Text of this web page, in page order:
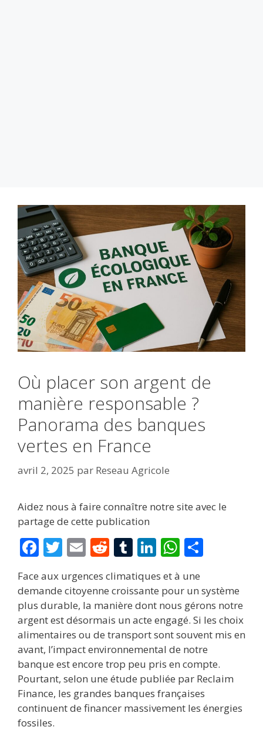
Où placer son argent de
manière responsable ?
Panorama des banques
vertes en France
avril 2, 2025 par Reseau Agricole
Aidez nous à faire connaître notre site avec le
partage de cette publication
F
e
b
o
o
k
T
itt
er
E
ai
l
R
e
d
di
t
T
u
m
bl
r
Li
k
e
dI
n
W
at
s
A
p
p
ta
g
er
Face aux urgences climatiques et à une
demande citoyenne croissante pour un système
plus durable, la manière dont nous gérons notre
argent est désormais un acte engagé. Si les choix
alimentaires ou de transport sont souvent mis en
avant, l’impact environnemental de notre
banque est encore trop peu pris en compte.
Pourtant, selon une étude publiée par Reclaim
Finance, les grandes banques françaises
continuent de financer massivement les énergies
fossiles.